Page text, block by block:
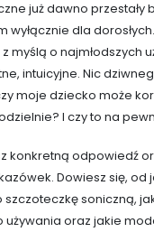
już dawno przestały
wyłącznie dla
myślą o najmłodszych
intuicyjne. Nic
moje dziecko może
I czy to na
konkretną odpowiedź
Dowiesz się, od
soniczną,
używania oraz jakie